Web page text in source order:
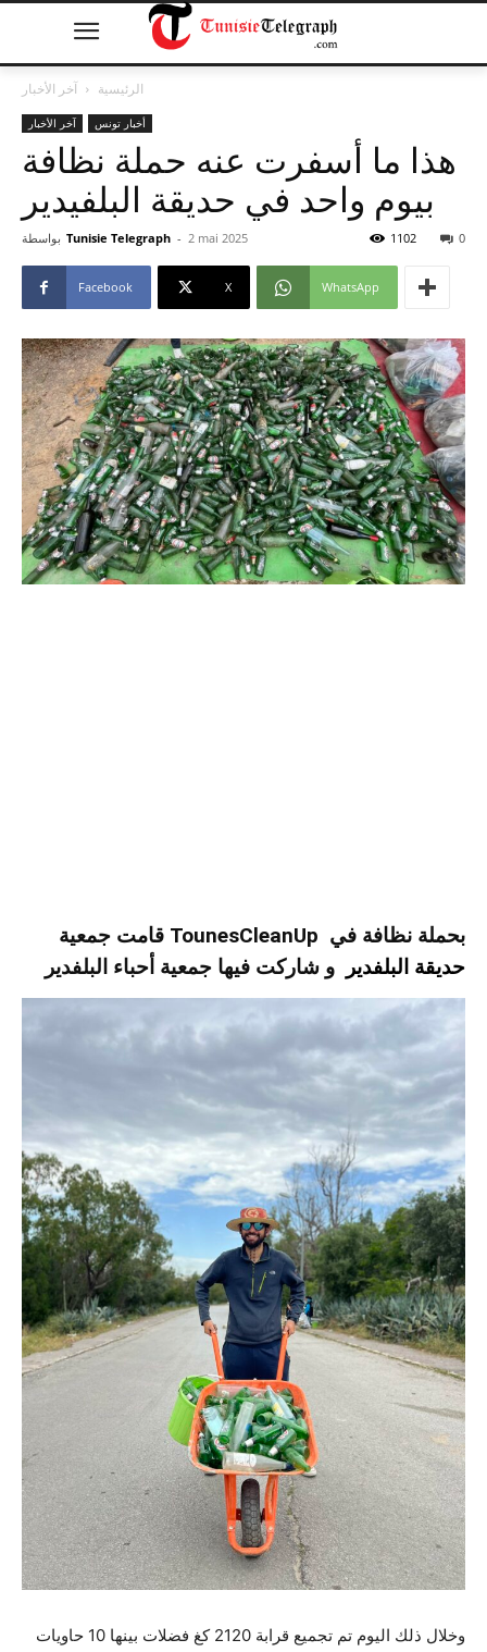
الرئيسية آخر الأخبار
آخر الأخبار أخبار تونس
هذا ما أسفرت عنه حملة نظافة
بيوم واحد في حديقة البلفيدير
بواسطة Tunisie Telegraph - 2 mai 2025 0
1102
Facebook X WhatsApp
قامت جمعية TounesCleanUp بحملة نظافة في
حديقة البلفدير
و شاركت فيها جمعية أحباء البلفدير
وخلال ذلك اليوم تم تجميع قرابة 2120 كغ فضلات بينها 10 حاويات